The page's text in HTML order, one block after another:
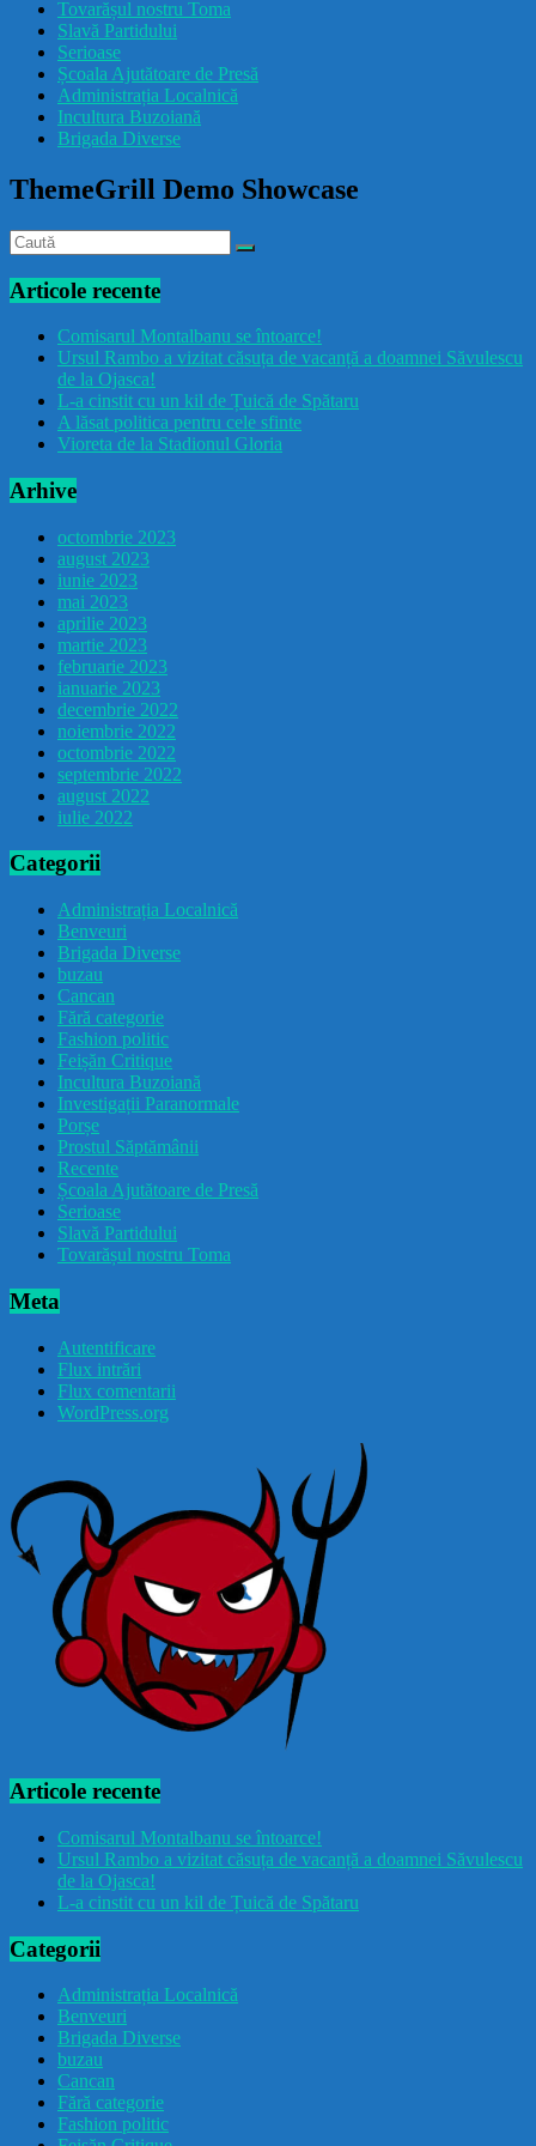
drăcușorulbuzoian
Tovarășul nostru Toma
Slavă Partidului
Serioase
Școala Ajutătoare de Presă
Administrația Localnică
Incultura Buzoiană
Brigada Diverse
ThemeGrill Demo Showcase
Articole recente
Comisarul Montalbanu se întoarce!
Ursul Rambo a vizitat căsuța de vacanță a doamnei Săvulescu
de la Ojasca!
L-a cinstit cu un kil de Țuică de Spătaru
A lăsat politica pentru cele sfinte
Vioreta de la Stadionul Gloria
Arhive
octombrie 2023
august 2023
iunie 2023
mai 2023
aprilie 2023
martie 2023
februarie 2023
ianuarie 2023
decembrie 2022
noiembrie 2022
octombrie 2022
septembrie 2022
august 2022
iulie 2022
Categorii
Administrația Localnică
Benveuri
Brigada Diverse
buzau
Cancan
Fără categorie
Fashion politic
Feișăn Critique
Incultura Buzoiană
Investigații Paranormale
Porșe
Prostul Săptămânii
Recente
Școala Ajutătoare de Presă
Serioase
Slavă Partidului
Tovarășul nostru Toma
Meta
Autentificare
Flux intrări
Flux comentarii
WordPress.org
Articole recente
Comisarul Montalbanu se întoarce!
Ursul Rambo a vizitat căsuța de vacanță a doamnei Săvulescu
de la Ojasca!
L-a cinstit cu un kil de Țuică de Spătaru
Categorii
Administrația Localnică
Benveuri
Brigada Diverse
buzau
Cancan
Fără categorie
Fashion politic